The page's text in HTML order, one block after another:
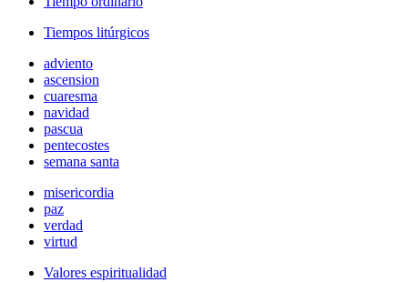
Tiempos litúrgicos
adviento
ascension
cuaresma
navidad
pascua
pentecostes
semana santa
misericordia
paz
verdad
virtud
Valores espiritualidad